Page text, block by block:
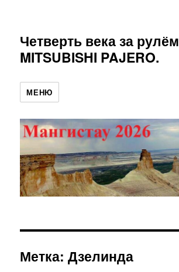
Четверть века за рулём
MITSUBISHI PAJERO.
МЕНЮ
Метка:Дзелинда